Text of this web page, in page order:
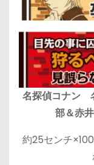
名探偵コナン
部＆赤
約25センチ